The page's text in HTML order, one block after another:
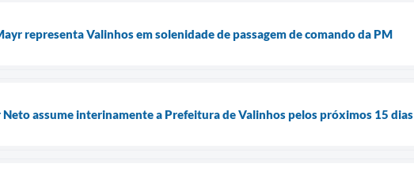
representa Valinhos em solenidade de passagem de comando da PM
assume interinamente a Prefeitura de Valinhos pelos próximos 15 dias